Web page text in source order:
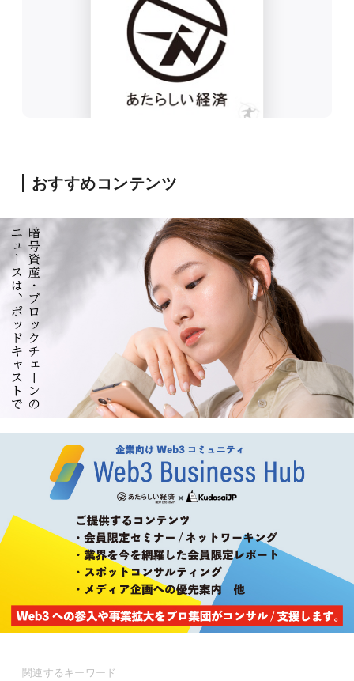
おすすめコンテンツ
関連するキーワード